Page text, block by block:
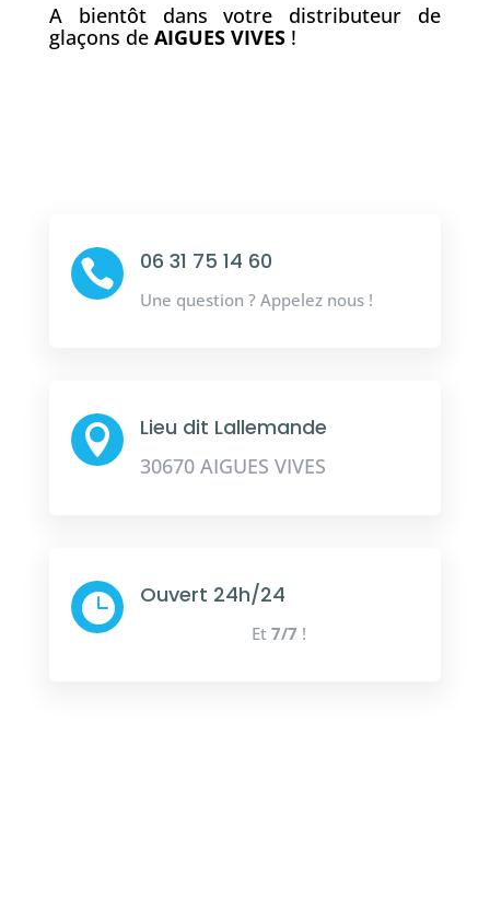
A bientôt dans votre distributeur de
glaçons de AIGUES VIVES!
 06 31 75 14 60
Une question ? Appelez nous !
 Lieu dit Lallemande
30670 AIGUES VIVES
 Ouvert 24h/24
Et7/7 !